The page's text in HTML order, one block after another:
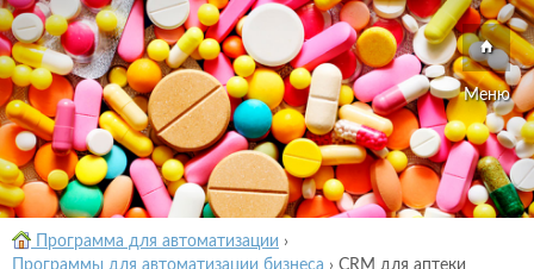
Меню
Программа для автоматизации ›
Программы для автоматизации бизнеса › CRM для аптеки